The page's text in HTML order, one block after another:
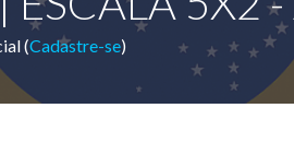
(Cadastre-se)